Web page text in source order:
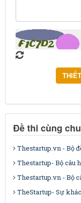
Đề thi cùng
Thestartup.vn - Bộ
Thestartup- Bộ câu
Thestartup.vn - Bộ
TheStartup- Sự